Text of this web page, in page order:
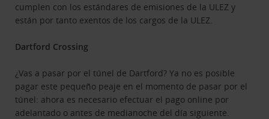
cumplen con los estándares de emisiones de la ULEZ y
están por tanto exentos de los cargos de la ULEZ.
Dartford Crossing
¿Vas a pasar por el túnel de Dartford? Ya no es posible
pagar este pequeño peaje en el momento de pasar por el
túnel: ahora es necesario efectuar el pago online por
adelantado o antes de medianoche del día siguiente.